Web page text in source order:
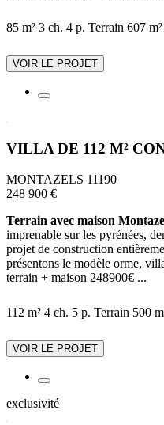
85 m² 3 ch. 4 p. Terrain 607 m²
VOIR LE PROJET
VILLA DE 112 M²
MONTAZELS 11190
248 900 €
Terrain avec maison
imprenable sur les pyrénées,
projet de construction
présentons le modèle orme,
terrain + maison 248900€ ...
112 m² 4 ch. 5 p. Terrain 500
VOIR LE PROJET
exclusivité